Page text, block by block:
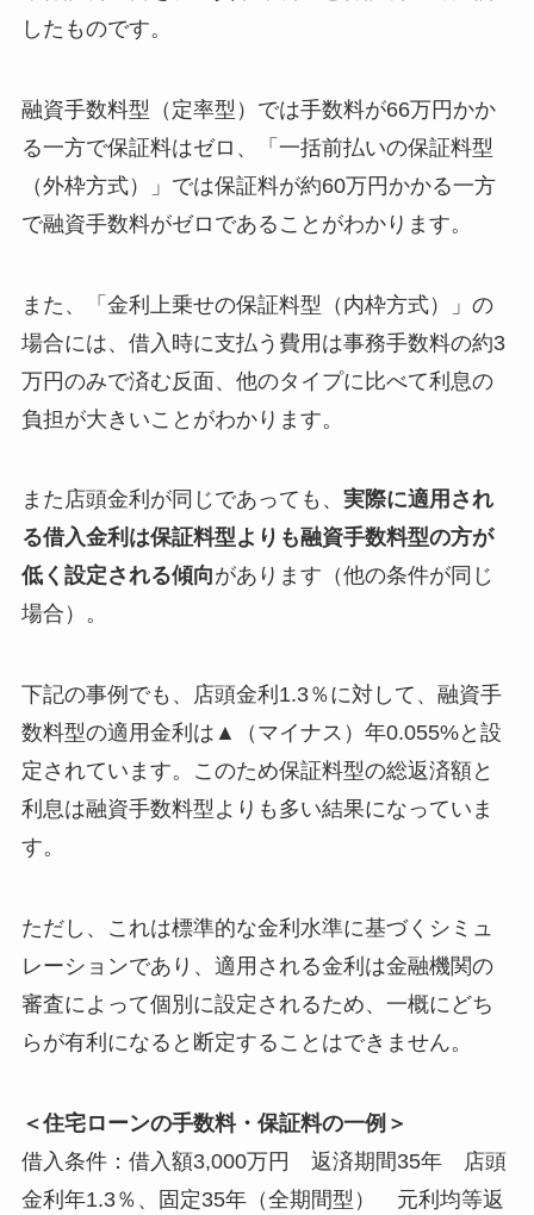
したものです。
融資手数料型（定率型）では手数料が66万円かか
る一方で保証料はゼロ、「一括前払いの保証料型
（外枠方式）」では保証料が約60万円かかる一方
で融資手数料がゼロであることがわかります。
また、「金利上乗せの保証料型（内枠方式）」の
場合には、借入時に支払う費用は事務手数料の約3
万円のみで済む反面、他のタイプに比べて利息の
負担が大きいことがわかります。
また店頭金利が同じであっても、 実際に適用され
る借入金利は保証料型よりも融資手数料型の方が
低く設定される傾向があります（他の条件が同じ
場合）。
下記の事例でも、店頭金利1.3％に対して、融資手
数料型の適用金利は▲（マイナス）年0.055%と設
定されています。このため保証料型の総返済額と
利息は融資手数料型よりも多い結果になっていま
す。
ただし、これは標準的な金利水準に基づくシミュ
レーションであり、適用される金利は金融機関の
審査によって個別に設定されるため、一概にどち
らが有利になると断定することはできません。
＜住宅ローンの手数料・保証料の一例＞
借入条件：借入額3,000万円 返済期間35年 店頭
金利年1.3％、固定35年（全期間型） 元利均等返